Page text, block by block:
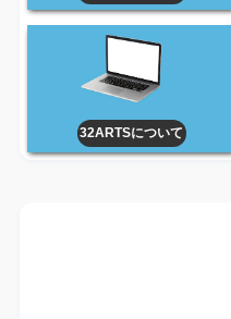
32ARTSについて